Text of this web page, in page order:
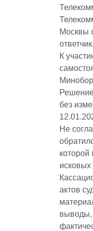
Москвы
К
без
Не
которой
исковых
актов
выводы,